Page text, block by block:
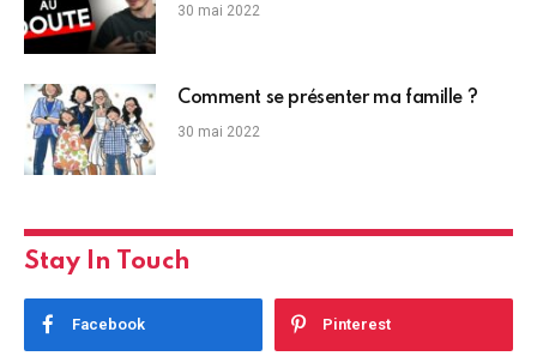
30 mai 2022
Comment se présenter ma famille ?
30 mai 2022
Stay In Touch
Facebook Pinterest